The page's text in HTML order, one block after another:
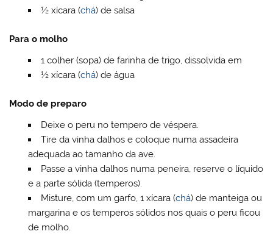
½ xícara (chá) de salsa
Para o molho
1 colher (sopa) de farinha de trigo, dissolvida em
½ xícara (chá) de água
Modo de preparo
Deixe o peru no tempero de véspera.
Tire da vinha dalhos e coloque numa assadeira
adequada ao tamanho da ave.
Passe a vinha dalhos numa peneira, reserve o líquido
e a parte sólida (temperos).
Misture, com um garfo, 1 xícara (chá) de manteiga ou
margarina e os temperos sólidos nos quais o peru ficou
de molho.